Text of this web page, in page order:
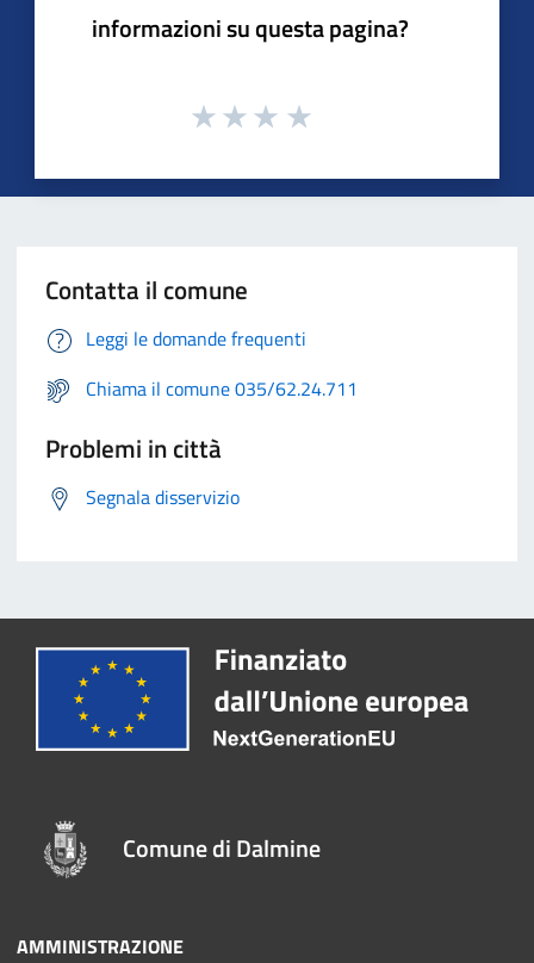
informazioni su questa pagina?
Contatta il comune
Leggi le domande frequenti
Chiama il comune 035/62.24.711
Problemi in città
Segnala disservizio
Comune di Dalmine
AMMINISTRAZIONE